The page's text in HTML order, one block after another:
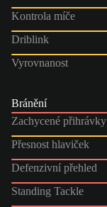
Kontrola míče
Driblink
Vyrovnanost
Bránění
Zachycené přihrávky
Přesnost hlaviček
Defenzivní přehled
Standing Tackle